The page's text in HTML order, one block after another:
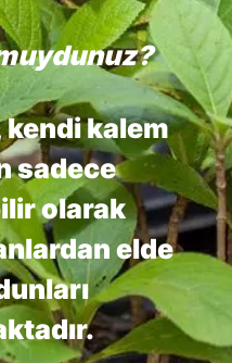
kalem
sadece
olarak
elde